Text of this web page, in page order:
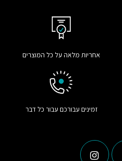
אחריות מלאה על כל המוצרים
זמינים עבורכם עבור כל דבר